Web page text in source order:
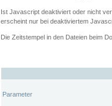
Ist Javascript deaktiviert oder nicht
erscheint nur bei deaktiviertem
Die Zeitstempel in den Dateien beim
Parameter